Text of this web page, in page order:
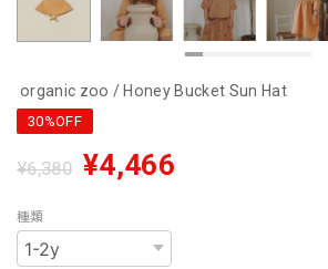
organic zoo / Honey Bucket Sun Hat
30%OFF
¥6,380 ¥4,466
種類